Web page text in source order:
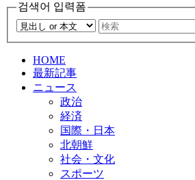
검색어 입력폼
HOME
最新記事
ニュース
政治
経済
国際・日本
北朝鮮
社会・文化
スポーツ